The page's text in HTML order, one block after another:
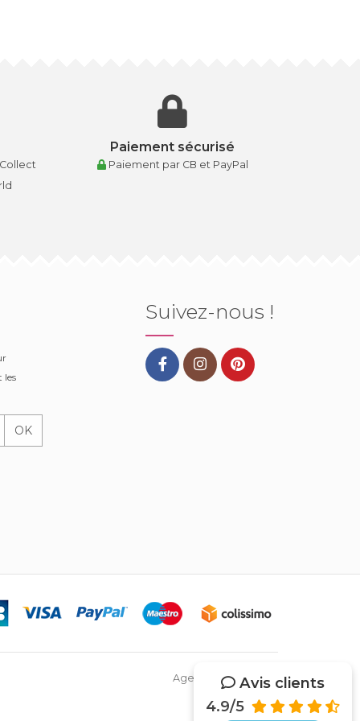
Paiement sécurisé
Paiement par CB et PayPal
Avis clients
4.9/5
les
OK
Suivez-nous !
Agence Web Netsys